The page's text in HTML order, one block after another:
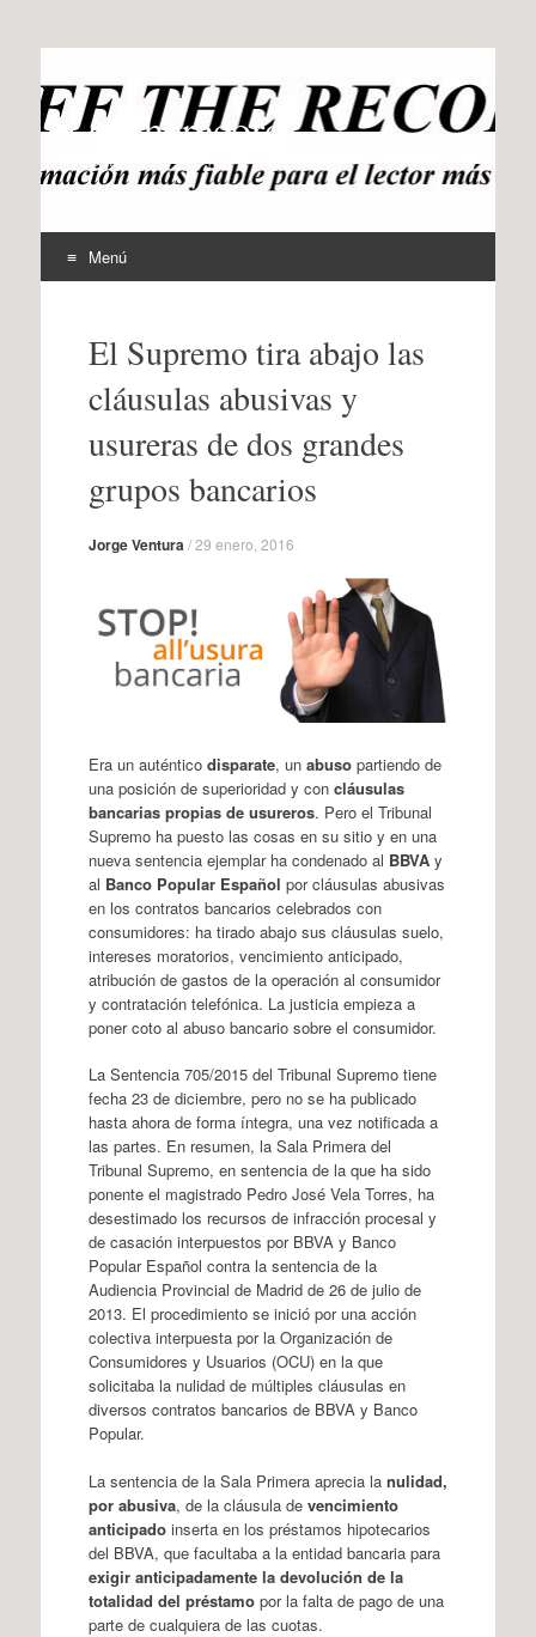
offtherecord
OTR
Menú
contenidoEl Supremo tira abajo las
cláusulas abusivas y
usureras de dos grandes
grupos bancarios
Jorge Ventura /29 enero, 2016
Era un auténtico disparate, un abusopartiendo de
una posición de superioridad y con cláusulas
bancarias propias de usureros. Pero el Tribunal
Supremo ha puesto las cosas en su sitio y en una
nueva sentencia ejemplar ha condenado al BBVAy
al Banco Popular Español por cláusulas abusivas
en los contratos bancarios celebrados con
consumidores: ha tirado abajo sus cláusulas suelo,
intereses moratorios, vencimiento anticipado,
atribución de gastos de la operación al consumidor
y contratación telefónica. La justicia empieza a
poner coto al abuso bancario sobre el consumidor.
La Sentencia 705/2015 del Tribunal Supremo tiene
fecha 23 de diciembre, pero no se ha publicado
hasta ahora de forma íntegra, una vez notificada a
las partes. En resumen, la Sala Primera del
Tribunal Supremo, en sentencia de la que ha sido
ponente el magistrado Pedro José Vela Torres, ha
desestimado los recursos de infracción procesal y
de casación interpuestos por BBVA y Banco
Popular Español contra la sentencia de la
Audiencia Provincial de Madrid de 26 de julio de
2013. El procedimiento se inició por una acción
colectiva interpuesta por la Organización de
Consumidores y Usuarios (OCU) en la que
solicitaba la nulidad de múltiples cláusulas en
diversos contratos bancarios de BBVA y Banco
Popular.
La sentencia de la Sala Primera aprecia la nulidad,
por abusiva, de la cláusula de vencimiento
anticipadoinserta en los préstamos hipotecarios
del BBVA, que facultaba a la entidad bancaria para
exigir anticipadamente la devolución de la
totalidad del préstamopor la falta de pago de una
parte de cualquiera de las cuotas.